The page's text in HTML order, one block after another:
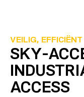
VEILIG,
SKY-
ACCESS